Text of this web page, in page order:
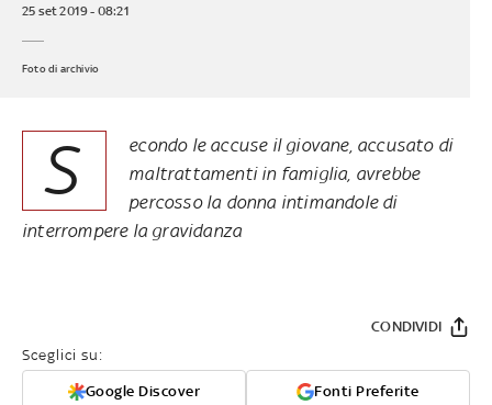
25 set 2019 - 08:21
Foto di archivio
S
econdo le accuse il giovane, accusato di
maltrattamenti in famiglia, avrebbe
percosso la donna intimandole di
interrompere la gravidanza
Sceglici su:
Google Discover Fonti Preferite
CONDIVIDI